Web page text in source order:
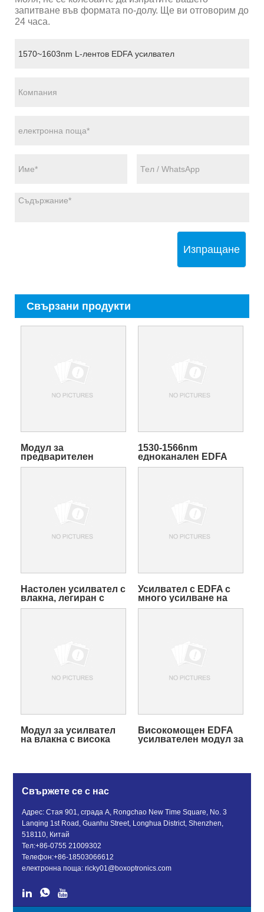
запитване във формата по-долу. Ще ви отговорим до
24 часа.
Изпращане
Свързани продукти
Модул за
предварителен
усилвател с влакна,
1530-1566nm
едноканален EDFA
усилвателен
Настолен усилвател с
влакна, легиран с
ербий
Усилвател с EDFA с
много усилване на
дължината на
Модул за усилвател
на влакна с висока
Високомощен EDFA
усилвателен модул за
Свържете се с нас
Адрес: Стая 901, сграда A, Rongchao New Time Square, No. 3
Lanqing 1st Road, Guanhu Street, Longhua District, Shenzhen,
518110, Китай
Тел:+86-0755 21009302
Телефон:+86-18503066612
електронна поща:ricky01@boxoptronics.com